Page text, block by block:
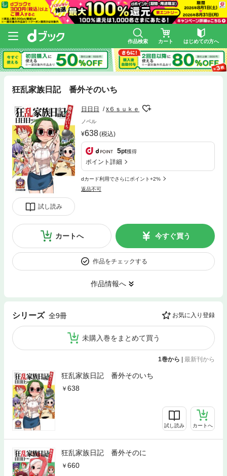
作品検索 カート はじめての方へ
狂乱家族日記 番外そのいち
試し読み
日日日 x６ｓｕｋｅ
ノベル
638(税込)
5pt獲得
ポイント詳細
dカード利用でさらにポイント+2%
返品不可
カートへ 今すぐ買う
作品をチェックする
作品情報へ
シリーズ 全9冊 お気に入り登録
未購入巻をまとめて買う
1巻から | 最新刊から
狂乱家族日記 番外そのいち
638
試し読み カートへ
狂乱家族日記 番外そのに
660